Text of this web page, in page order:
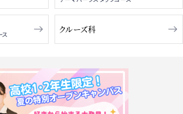
クルーズ科